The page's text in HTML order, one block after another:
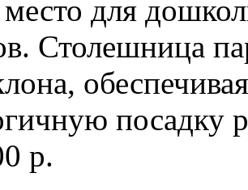
место для
Столешница
посадку
р.